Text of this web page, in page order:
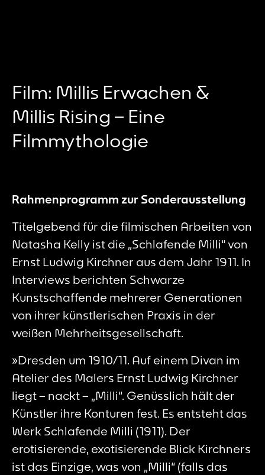
Film: Millis Erwachen &
Millis Rising – Eine
Filmmythologie
Rahmenprogramm zur Sonderausstellung
Titelgebend für die filmischen Arbeiten von
Natasha Kelly ist die „Schlafende Milli“ von
Ernst Ludwig Kirchner aus dem Jahr 1911. In
Interviews berichten Schwarze
Kunstschaffende mehrerer Generationen
von ihrer künstlerischen Praxis in der
weißen Mehrheitsgesellschaft.
»Dresden um 1910/11. Auf einem Divan im
Atelier des Malers Ernst Ludwig Kirchner
liegt – nackt – „Milli“. Genüsslich hält der
Künstler ihre Konturen fest. Es entsteht das
Werk Schlafende Milli (1911). Der
erotisierende, exotisierende Blick Kirchners
ist das Einzige, was von „Milli“ (falls das